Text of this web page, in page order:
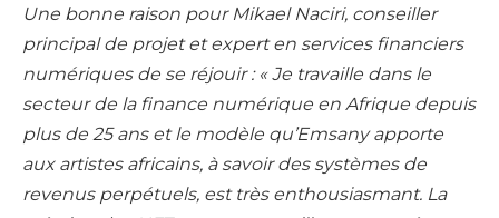
Une bonne raison pour Mikael Naciri, conseiller
principal de projet et expert en services financiers
numériques de se réjouir : « Je travaille dans le
secteur de la finance numérique en Afrique depuis
plus de 25 ans et le modèle qu’Emsany apporte
aux artistes africains, à savoir des systèmes de
revenus perpétuels, est très enthousiasmant. La